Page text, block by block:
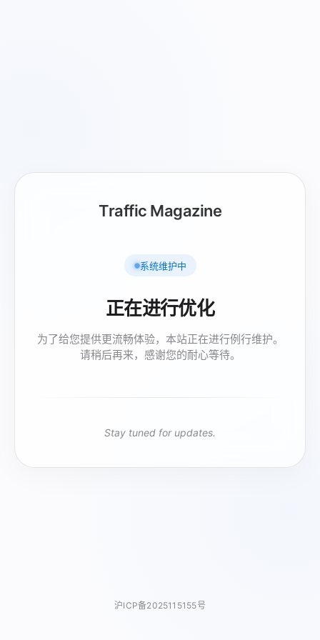
Traffic Magazine
系统维护中
正在进行优化
为了给您提供更流畅体验，本站正在进行例行维护。
请稍后再来，感谢您的耐心等待。
Stay tuned for updates.
沪ICP备2025115155号